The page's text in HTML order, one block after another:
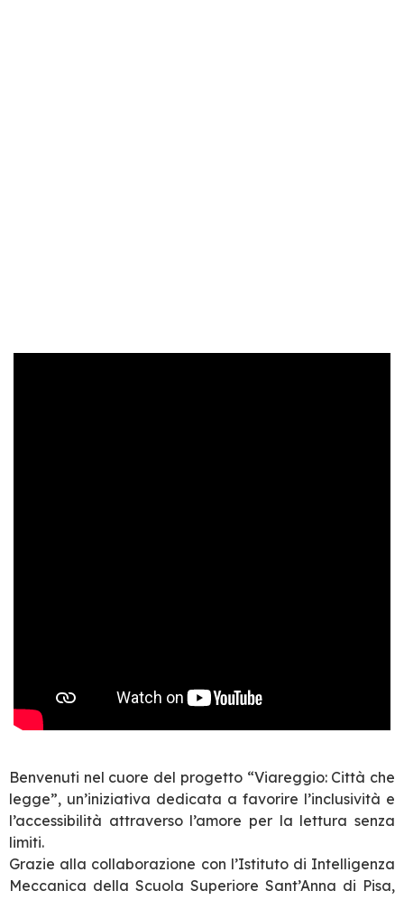
Benvenuti nel cuore del progetto “Viareggio: Città che
legge”, un’iniziativa dedicata a favorire l’inclusività e
l’accessibilità attraverso l’amore per la lettura senza
limiti.
Grazie alla collaborazione con l’Istituto di Intelligenza
Meccanica della Scuola Superiore Sant’Anna di Pisa,